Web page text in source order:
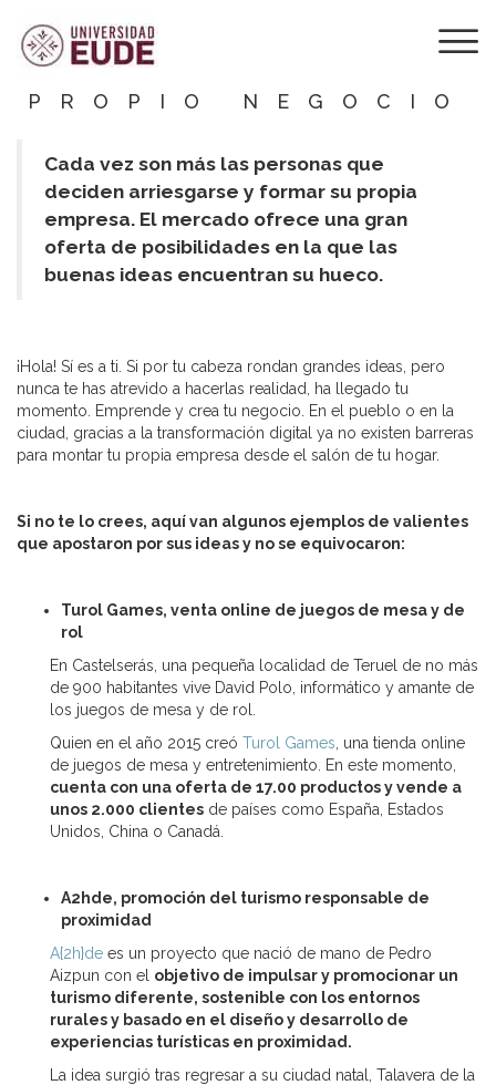
HAZ REALIDAD
TUS IDEAS Y
PROPIO NEGOCIO
Cada vez son más las personas que
deciden arriesgarse y formar su propia
empresa. El mercado ofrece una gran
oferta de posibilidades en la que las
buenas ideas encuentran su hueco.
¡Hola! Sí es a ti. Si por tu cabeza rondan grandes ideas, pero
nunca te has atrevido a hacerlas realidad, ha llegado tu
momento. Emprende y crea tu negocio. En el pueblo o en la
ciudad, gracias a la transformación digital ya no existen barreras
para montar tu propia empresa desde el salón de tu hogar.
Si no te lo crees, aquí van algunos ejemplos de valientes
que apostaron por sus ideas y no se equivocaron:
Turol Games, venta online de juegos de mesa y de
rol
En Castelserás, una pequeña localidad de Teruel de no más
de 900 habitantes vive David Polo, informático y amante de
los juegos de mesa y de rol.
Quien en el año 2015 creó Turol Games , una tienda online
de juegos de mesa y entretenimiento. En este momento,
cuenta con una oferta de 17.00 productos y vende a
unos 2.000 clientes de países como España, Estados
Unidos, China o Canadá.
A2hde, promoción del turismo responsable de
proximidad
A{2h}de es un proyecto que nació de mano de Pedro
Aizpun con el objetivo de impulsar y promocionar un
turismo diferente, sostenible con los entornos
rurales y basado en el diseño y desarrollo de
experiencias turísticas en proximidad.
La idea surgió tras regresar a su ciudad natal, Talavera de la